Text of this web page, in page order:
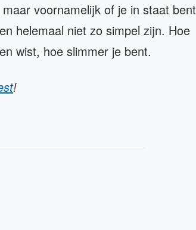
voornamelijk of je in staat bent
helemaal niet zo simpel zijn. Hoe
wist, hoe slimmer je bent.
!